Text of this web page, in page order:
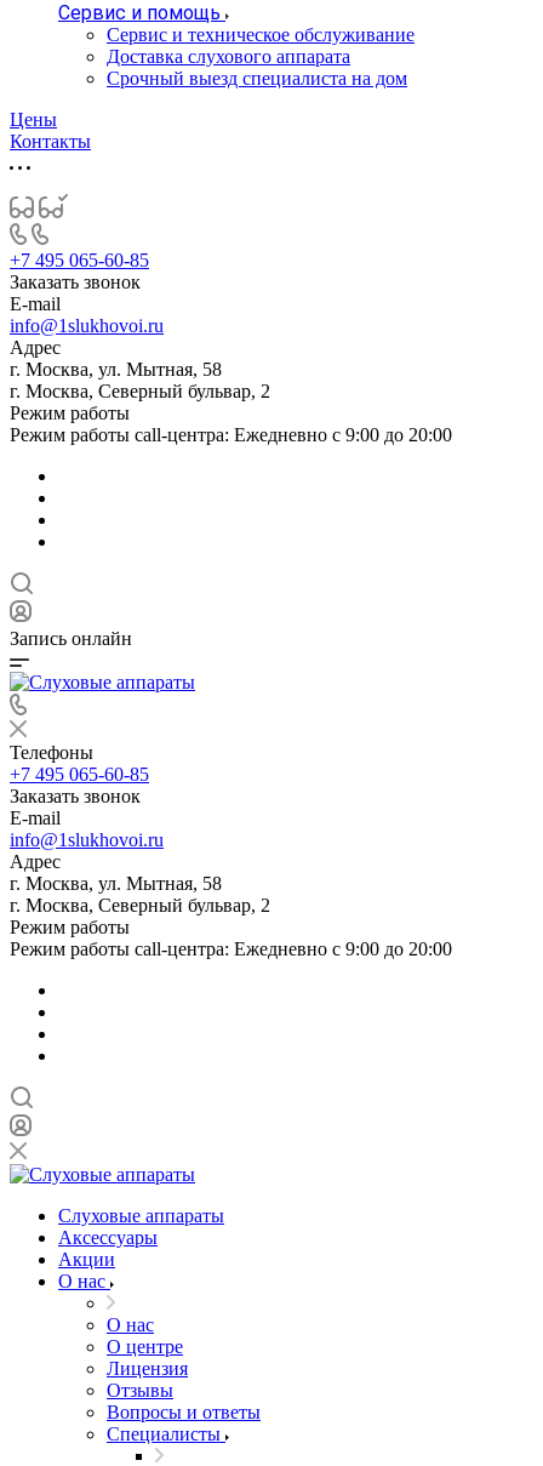
Сервис и помощь
Сервис и техническое обслуживание
Доставка слухового аппарата
Срочный выезд специалиста на дом
Цены
Контакты
+7 495 065-60-85
Заказать звонок
E-mail
info@1slukhovoi.ru
Адрес
г. Москва, ул. Мытная, 58
г. Москва, Северный бульвар, 2
Режим работы
Режим работы call-центра: Ежедневно с 9:00 до 20:00
Запись онлайн
Телефоны
+7 495 065-60-85
Заказать звонок
E-mail
info@1slukhovoi.ru
Адрес
г. Москва, ул. Мытная, 58
г. Москва, Северный бульвар, 2
Режим работы
Режим работы call-центра: Ежедневно с 9:00 до 20:00
Слуховые аппараты
Аксессуары
Акции
О нас
О нас
О центре
Лицензия
Отзывы
Вопросы и ответы
Специалисты